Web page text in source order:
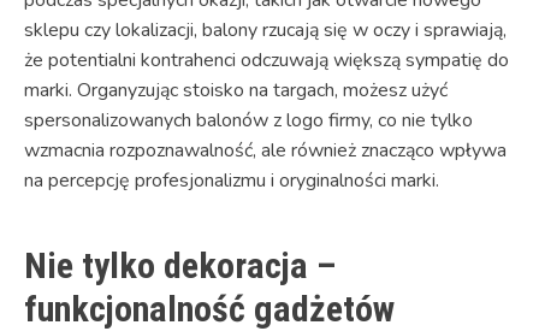
sklepu czy lokalizacji, balony rzucają się w oczy i sprawiają,
że potentialni kontrahenci odczuwają większą sympatię do
marki. Organyzując stoisko na targach, możesz użyć
spersonalizowanych balonów z logo firmy, co nie tylko
wzmacnia rozpoznawalność, ale również znacząco wpływa
na percepcję profesjonalizmu i oryginalności marki.
Nie tylko dekoracja –
funkcjonalność gadżetów